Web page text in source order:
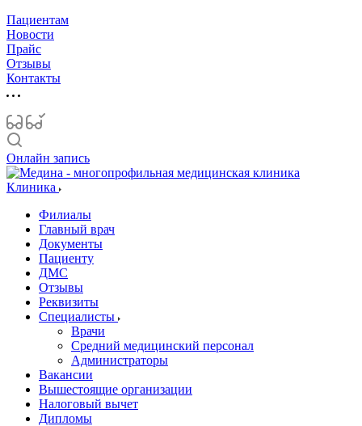
Пациентам
Новости
Прайс
Отзывы
Контакты
Онлайн запись
Клиника
Филиалы
Главный врач
Документы
Пациенту
ДМС
Отзывы
Реквизиты
Специалисты
Врачи
Средний медицинский персонал
Администраторы
Вакансии
Вышестоящие организации
Налоговый вычет
Дипломы